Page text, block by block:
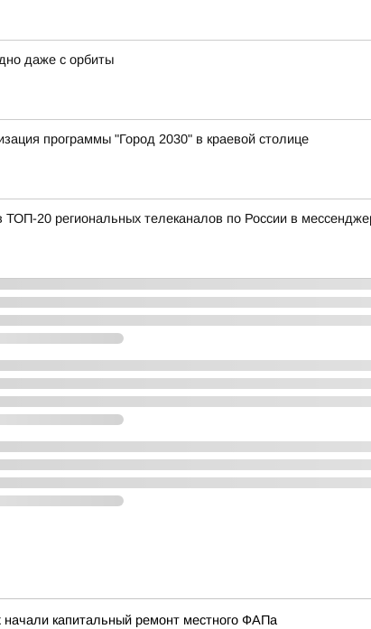
даже с орбиты
программы "Город 2030" в краевой столице
20 региональных телеканалов по России в
капитальный ремонт местного ФАПа